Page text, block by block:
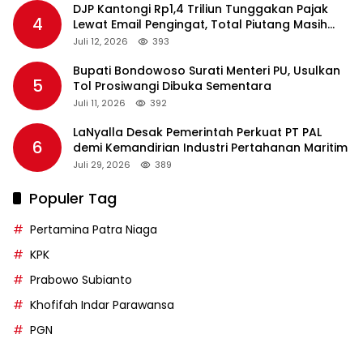
4
DJP Kantongi Rp1,4 Triliun Tunggakan Pajak
Lewat Email Pengingat, Total Piutang Masih
Rp36 Triliun
Juli 12, 2026 393
5
Bupati Bondowoso Surati Menteri PU, Usulkan
Tol Prosiwangi Dibuka Sementara
Juli 11, 2026 392
6
LaNyalla Desak Pemerintah Perkuat PT PAL
demi Kemandirian Industri Pertahanan Maritim
Juli 29, 2026 389
Populer Tag
Pertamina Patra Niaga
KPK
Prabowo Subianto
Khofifah Indar Parawansa
PGN